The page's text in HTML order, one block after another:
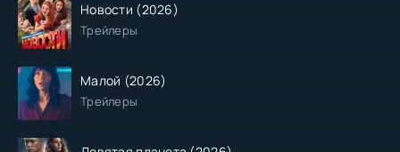
Новости (2026)
Трейлеры
Малой (2026)
Трейлеры